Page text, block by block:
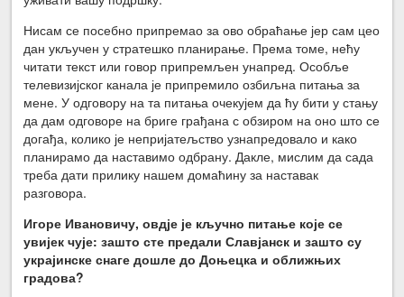
Нисам се посебно припремао за ово обраћање јер сам цео
дан укључен у стратешко планирање. Према томе, нећу
читати текст или говор припремљен унапред. Особље
телевизијског канала је припремило озбиљна питања за
мене. У одговору на та питања очекујем да ћу бити у стању
да дам одговоре на бриге грађана с обзиром на оно што се
догађа, колико је непријатељство узнапредовало и како
планирамо да наставимо одбрану. Дакле, мислим да сада
треба дати прилику нашем домаћину за наставак
разговора.
Игоре Ивановичу, овдје је кључно питање које се
увијек чује: зашто сте предали Славјанск и зашто су
украјинске снаге дошле до Доњецка и оближњих
градова?